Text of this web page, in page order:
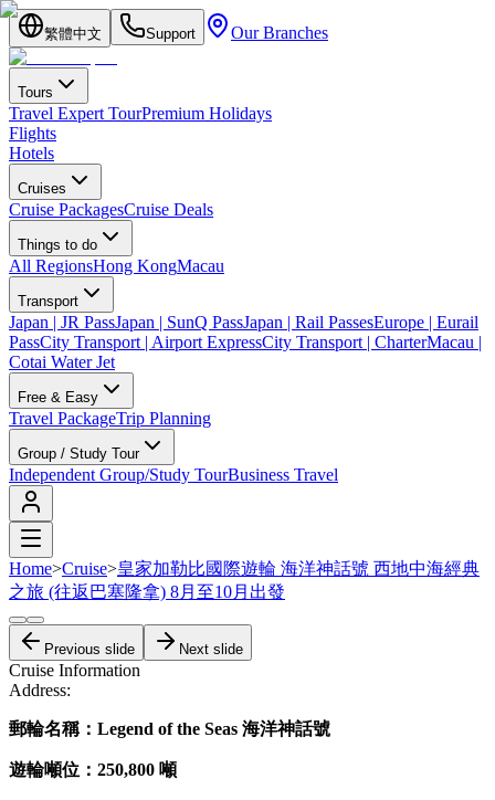
繁體中文 Support Our Branches
Tours
Travel Expert TourPremium Holidays
Flights
Hotels
Cruises
Cruise PackagesCruise Deals
Things to do
All RegionsHong KongMacau
Transport
Japan | JR PassJapan | SunQ PassJapan | Rail PassesEurope | Eurail
PassCity Transport | Airport ExpressCity Transport | CharterMacau |
Cotai Water Jet
Free & Easy
Travel PackageTrip Planning
Group / Study Tour
Independent Group/Study TourBusiness Travel
Home>Cruise>皇家加勒比國際遊輪 海洋神話號 西地中海經典
之旅 (往返巴塞隆拿) 8月至10月出發
Previous slide Next slide
Cruise Information
Address:
郵輪名稱：Legend of the Seas 海洋神話號
遊輪噸位：250,800 噸